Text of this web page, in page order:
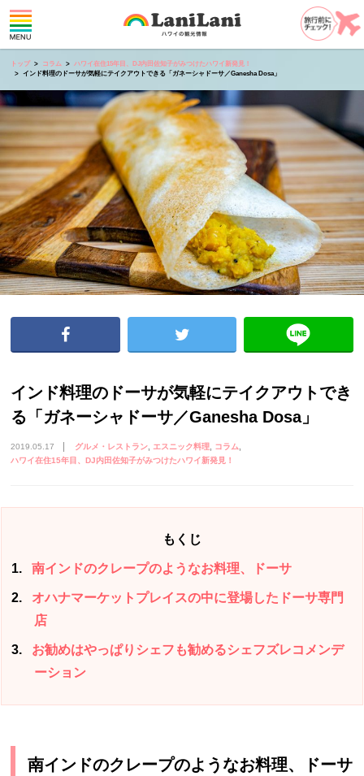
トップ コラム
ハワイ在住15年目、DJ内田佐知子がみつけたハワイ新発見！
インド料理のドーサが気軽にテイクアウトできる「ガネーシャドーサ／Ganesha Dosa」
インド料理のドーサが気軽にテイクアウトでき
る「ガネーシャドーサ／Ganesha Dosa」
2019.05.17 グルメ・レストラン エスニック料理
コラム
ハワイ在住15年目、DJ内田佐知子がみつけたハワイ新発見！
もくじ
1 南インドのクレープのようなお料理、ドーサ
2
オハナマーケットプレイスの中に登場したドーサ専門
店
3
お勧めはやっぱりシェフも勧めるシェフズレコメンデ
ーション
南インドのクレープのようなお料理、ドーサ